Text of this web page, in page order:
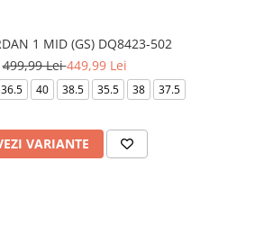
1 MID (GS) DQ8423-502
499,99 Lei449,99 Lei
36.5 40 38.5 35.5 38 37.5
VARIANTE